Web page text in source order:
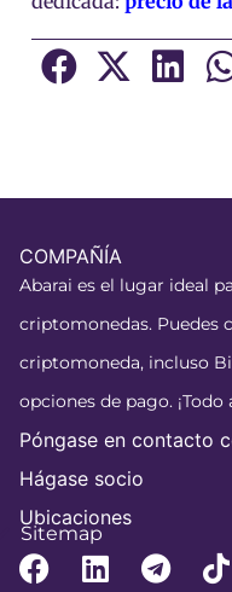
COMPAÑÍA
Abarai es el lugar ideal
criptomonedas. Puedes
criptomoneda, incluso
opciones de pago. ¡Todo
Póngase en contacto
Hágase socio
Ubicaciones
Sitemap